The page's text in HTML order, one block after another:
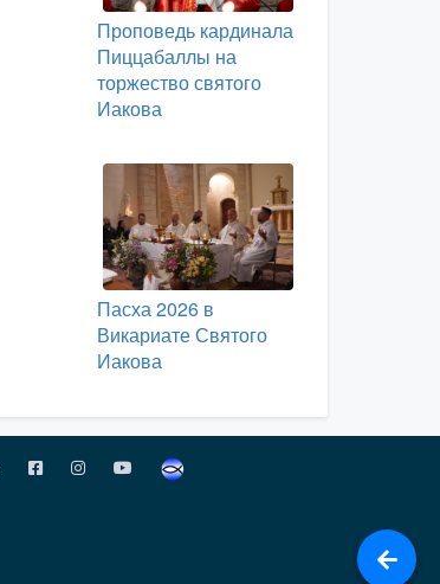
Проповедь кардинала
Пиццабаллы на
торжество святого
Иакова
Пасха 2026 в
Викариате Святого
Иакова